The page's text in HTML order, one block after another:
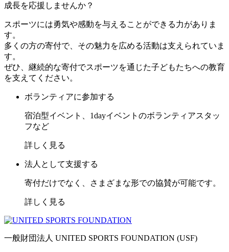
成長を応援しませんか？
スポーツには勇気や感動を与えることができる力がありま
す。
多くの方の寄付で、その魅力を広める活動は支えられていま
す。
ぜひ、継続的な寄付でスポーツを通じた子どもたちへの教育
を支えてください。
ボランティアに参加する
宿泊型イベント、1dayイベントのボランティアスタッ
フなど
詳しく見る
法人として支援する
寄付だけでなく、さまざまな形での協賛が可能です。
詳しく見る
一般財団法人 UNITED SPORTS FOUNDATION (USF)